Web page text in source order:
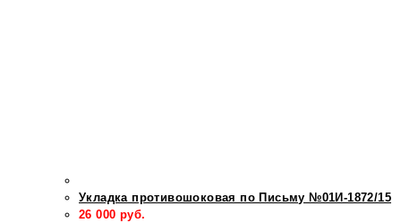
Укладка противошоковая по Письму №01И-1872/15
26 000 руб.